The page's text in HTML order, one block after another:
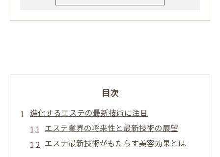
目次
進化するエステの最新技術に注目
エステ業界の将来性と最新技術の展望
エステ最新技術がもたらす美容効果とは